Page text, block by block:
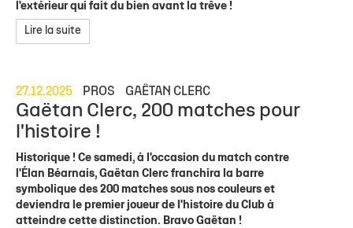
l'extérieur qui fait du bien avant la trêve !
Lire la suite
27.12.2025 PROS GAËTAN CLERC
Gaëtan Clerc, 200 matches pour
l'histoire !
Historique ! Ce samedi, à l'occasion du match contre
l'Élan Béarnais, Gaëtan Clerc franchira la barre
symbolique des 200 matches sous nos couleurs et
deviendra le premier joueur de l'histoire du Club à
atteindre cette distinction. Bravo Gaëtan !